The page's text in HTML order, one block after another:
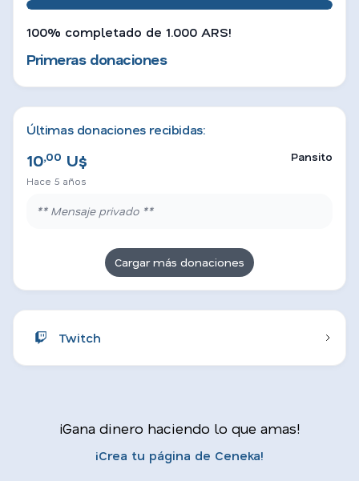
100% completado de 1.000 ARS!
Primeras donaciones
Últimas donaciones recibidas:
10,00 U$
Hace 5 años
Pansito
** Mensaje privado **
Cargar más donaciones
Twitch
¡Gana dinero haciendo lo que amas!
¡Crea tu página de Ceneka!